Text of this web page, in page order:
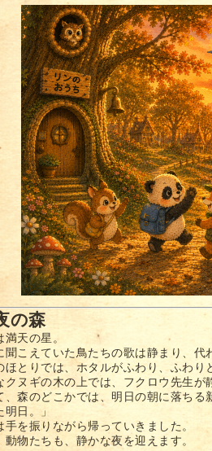
の森
満天の星。
聞こえていた鳥たちの歌は静まり、代
ほとりでは、ホタルがふわり、ふわり
クヌギの木の上では、フクロウ先生が
、森のどこかでは、明日の朝に落ちる
明日。」
手を振りながら帰っていきました。
動物たちも、静かな夜を迎えます。